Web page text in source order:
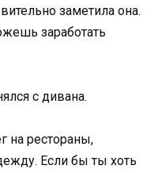
заметила она.
заработать
с дивана.
на рестораны,
Если бы ты хоть